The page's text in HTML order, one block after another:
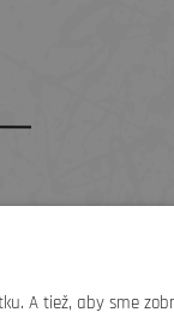
A tiež, aby sme